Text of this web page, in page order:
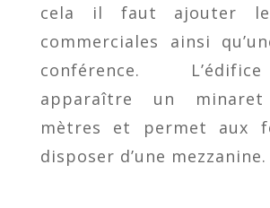
cela il faut ajouter
commerciales ainsi
conférence.
apparaître un
mètres et permet aux
disposer d’une mezzanine.